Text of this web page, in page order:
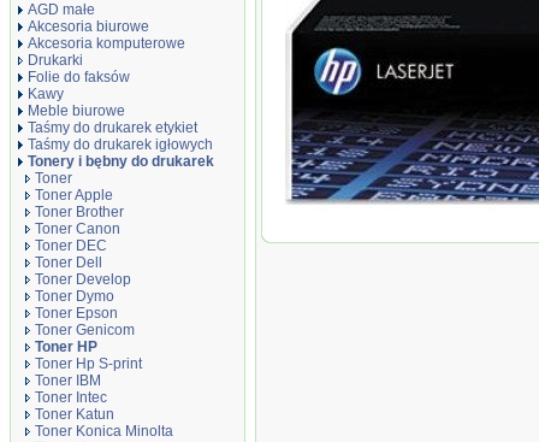
AGD małe
Akcesoria biurowe
Akcesoria komputerowe
Drukarki
Folie do faksów
Kawy
Meble biurowe
Taśmy do drukarek etykiet
Taśmy do drukarek igłowych
Tonery i bębny do drukarek
Toner
Toner Apple
Toner Brother
Toner Canon
Toner DEC
Toner Dell
Toner Develop
Toner Dymo
Toner Epson
Toner Genicom
Toner HP
Toner Hp S-print
Toner IBM
Toner Intec
Toner Katun
Toner Konica Minolta
black